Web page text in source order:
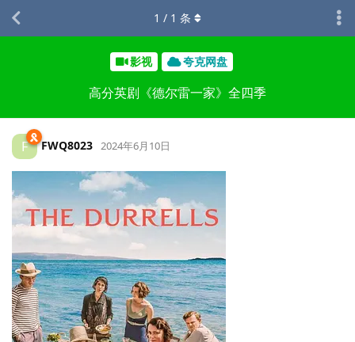
影视 夸克网盘
高分英剧《德尔雷一家》全四季
1 / 1 条
F FWQ8023 2024年6月10日